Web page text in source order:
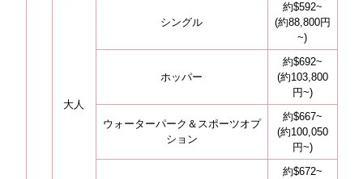
大人
シングル
約$592~
(約88,800円
~)
ホッパー
約$692~
(約103,800
円~)
ウォーターパーク＆スポーツオプ
ション
約$667~
(約100,050
円~)
約$672~